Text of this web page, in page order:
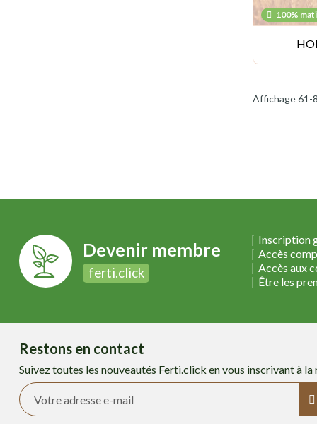
100%
Affichage 61-
Devenir membre
ferti.click
Inscription
Accès
Accès aux
Être les
Restons en contact
Suivez toutes les nouveautés Ferti.click en vous inscrivant à